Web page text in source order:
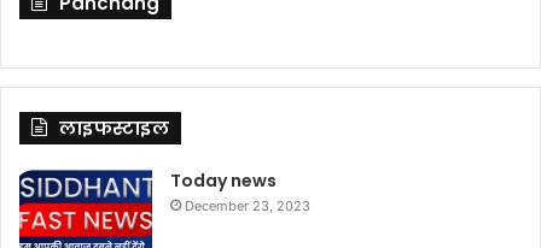
लाइफस्टाइल
Today news
December 23, 2023